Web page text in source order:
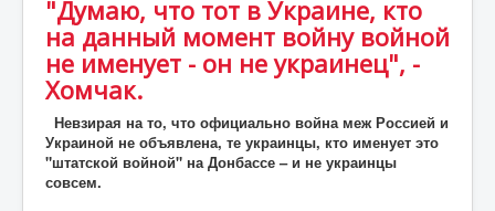
"Думаю, что тот в Украине, кто
на данный момент войну войной
не именует - он не украинец", -
Хомчак.
Невзирая на то, что официально война меж Россией и
Украиной не объявлена, те украинцы, кто именует это
"штатской войной" на Донбассе – и не украинцы
совсем.